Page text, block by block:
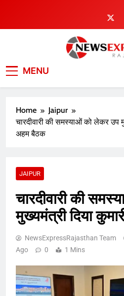
content
MENU
Home
Jaipur
चारदीवारी की समस्याओं को लेकर उप
अहम बैठक
JAIPUR
चारदीवारी की
मुख्यमंत्री दिया
NewsExpressRajasthan Team
Ago
0 1 Mins